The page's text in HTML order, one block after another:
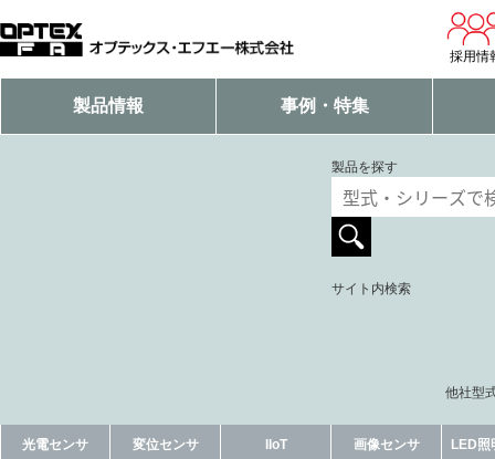
採用情
製品情報 事例・特集
製品を探す
サイト内検索
他社型
光電センサ 変位センサ IIoT 画像センサ LED照